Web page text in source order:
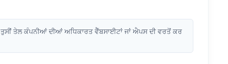
ਤੇਲ ਕੰਪਨੀਆਂ ਦੀਆਂ ਅਧਿਕਾਰਤ ਵੈੱਬਸਾਈਟਾਂ ਜਾਂ ਐਪਸ ਦੀ ਵਰਤੋਂ ਕਰ